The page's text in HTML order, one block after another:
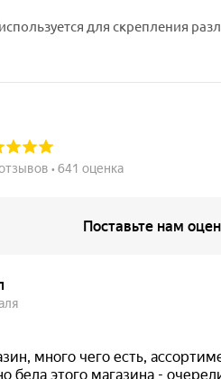
для скрепления